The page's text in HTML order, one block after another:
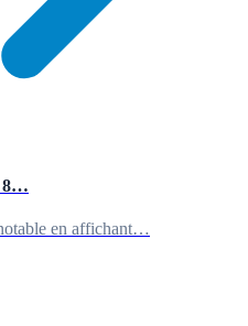
8…
en affichant…